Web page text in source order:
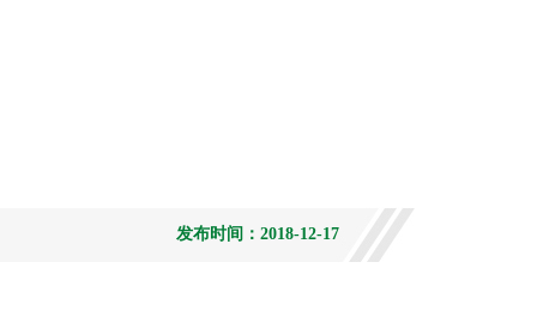
发布时间：2018-12-17